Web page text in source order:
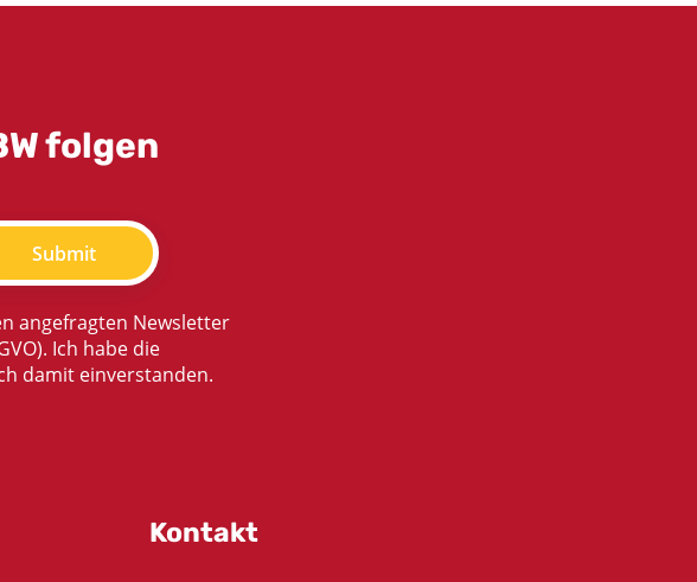
folgen
Submit
angefragten Newsletter
Ich habe die
damit einverstanden.
Kontakt